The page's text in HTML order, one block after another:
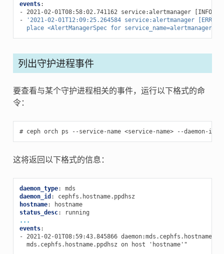
events:
-
2021-02-01T08:58:02.741162 service:alertmanager [INFO]
-
'2021-02-01T12:09:25.264584 service:alertmanager
[ERROR]
place <AlertManagerSpec for service_name=alertmanager>
列出守护进程事件
要查看与某个守护进程相关的事件，运行以下格式的命
令：
ceph orch ps --service-name <service-name> --daemon-id
这将返回以下格式的信息：
daemon_type:
mds
daemon_id :
cephfs.hostname.ppdhsz
hostname:
hostname
status_desc:
running
...
events:
-
2021-02-01T08:59:43.845866
mds.cephfs.hostname.ppdhsz on host 'hostname'"